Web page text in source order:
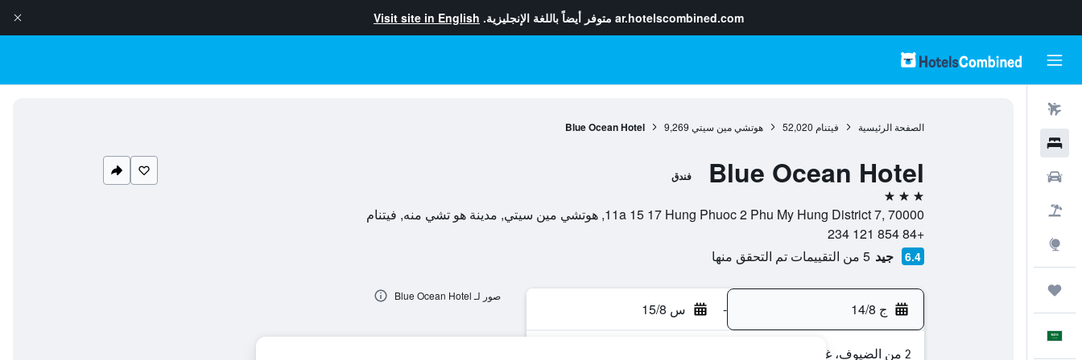
ar.hotelscombined.com متوفر أيضاً باللغة الإنجليزية. Visit site in English
الصفحة الرئيسية فيتنام 52,020 هوتشي مين سيتي 9,269
Blue Ocean Hotel
Blue Ocean Hotel فندق
3 نجوم
11a 15 17 Hung Phuoc 2 Phu My Hung District 7, 70000, هوتشي مين سيتي, مدينة هو تشي منه, فيتنام
+84 854 121 234
6.4 جيد 5 من التقييمات تم التحقق منها
ج 14/8 - س 15/8
2 من الضيوف، غرفة واحدة
صور لـ Blue Ocean Hotel